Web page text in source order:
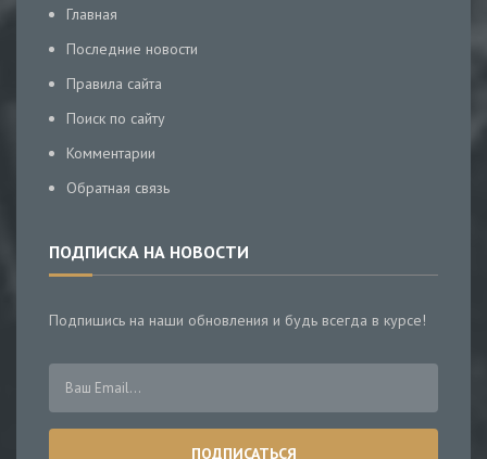
Главная
Последние новости
Правила сайта
Поиск по сайту
Комментарии
Обратная связь
ПОДПИСКА НА НОВОСТИ
Подпишись на наши обновления и будь всегда в курсе!